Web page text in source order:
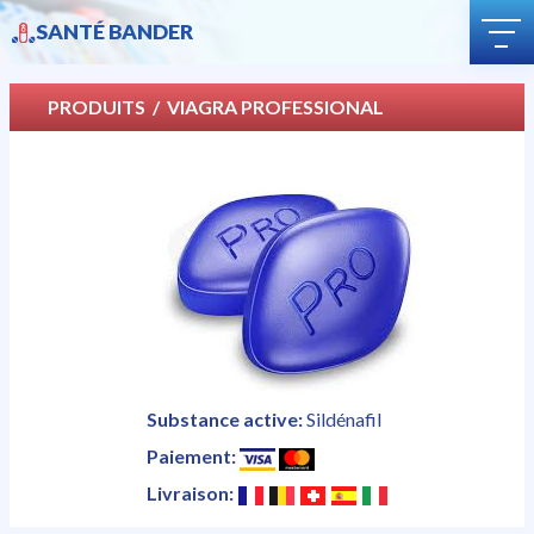
SANTÉ BANDER
QUESTIONS ET RÉPONSES
COMMENT ACHETER
LIVRAISON
CATÉGORIE
PRODUITS / VIAGRA PROFESSIONAL
Substance active:Sildénafil
Paiement:
Livraison: